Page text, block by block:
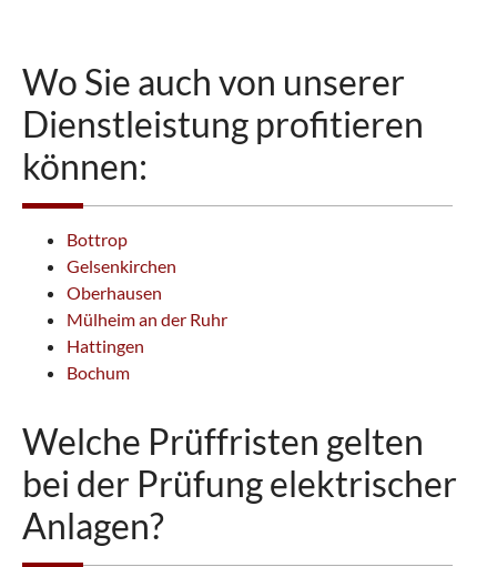
Wo Sie auch von unserer
Dienstleistung profitieren
können:
Bottrop
Gelsenkirchen
Oberhausen
Mülheim an der Ruhr
Hattingen
Bochum
Welche Prüffristen gelten
bei der Prüfung elektrischer
Anlagen?